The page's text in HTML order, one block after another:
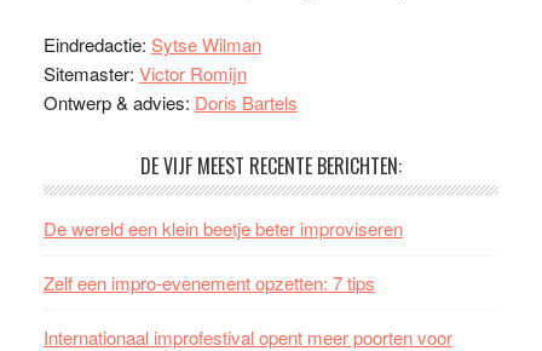
Eindredactie: Sytse Wilman
Sitemaster: Victor Romijn
Ontwerp & advies: Doris Bartels
DE VIJF MEEST RECENTE BERICHTEN:
De wereld een klein beetje beter improviseren
Zelf een impro-evenement opzetten: 7 tips
Internationaal improfestival opent meer poorten voor